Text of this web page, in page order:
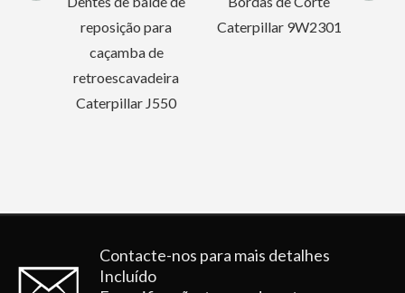
Caterpillar 9W2301
gancho da caçamba
Contacte-nos para mais detalhes
Incluído